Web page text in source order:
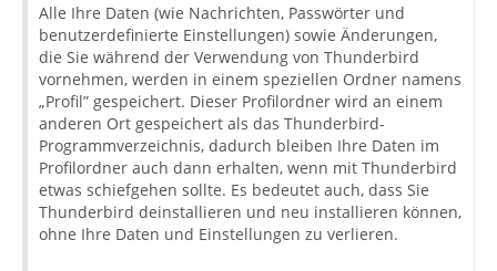
Alle Ihre Daten (wie Nachrichten, Passwörter und
benutzerdefinierte Einstellungen) sowie Änderungen,
die Sie während der Verwendung von Thunderbird
vornehmen, werden in einem speziellen Ordner namens
„Profil” gespeichert. Dieser Profilordner wird an einem
anderen Ort gespeichert als das Thunderbird-
Programmverzeichnis, dadurch bleiben Ihre Daten im
Profilordner auch dann erhalten, wenn mit Thunderbird
etwas schiefgehen sollte. Es bedeutet auch, dass Sie
Thunderbird deinstallieren und neu installieren können,
ohne Ihre Daten und Einstellungen zu verlieren.